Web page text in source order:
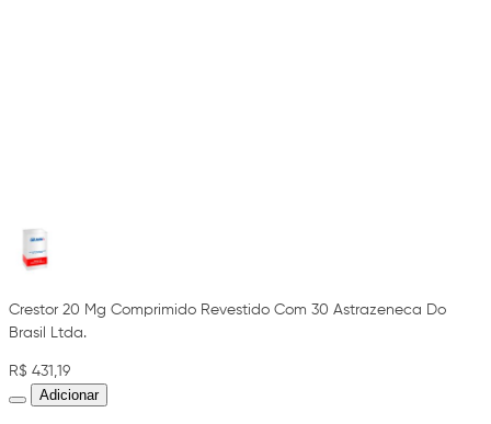
Crestor 20 Mg Comprimido Revestido Com 30 Astrazeneca Do
Brasil Ltda.
R$ 431,19
Adicionar